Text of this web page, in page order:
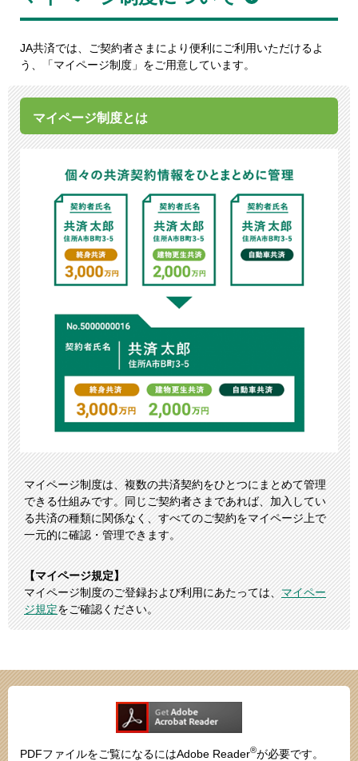
JA共済では、ご契約者さまにより便利にご利用いただけるよ
う、「マイページ制度」をご用意しています。
マイページ制度とは
マイページ​制度は、​複数の​共済契約を​ひとつに​まとめて​管理
できる​仕組みです。​同じ​ご契約者さまであれば、​加入してい
る​共済の​種類に​関係なく、​すべての​ご契約を​マイページ上で​
一元的に​確認・管理できます。
【マイページ規定】
マイページ制度のご登録および利用にあたっては、マイペー
ジ規定をご確認ください。
PDFファイルをご覧になるにはAdobe Reader®が必要です。